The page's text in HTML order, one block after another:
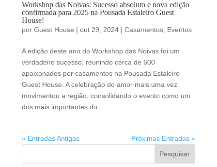
Workshop das Noivas: Sucesso absoluto e nova edição
confirmada para 2025 na Pousada Estaleiro Guest
House!
por Guest House | out 29, 2024| Casamentos, Eventos
A edição deste ano do Workshop das Noivas foi um
verdadeiro sucesso, reunindo cerca de 600
apaixonados por casamentos na Pousada Estaleiro
Guest House. A celebração do amor mais uma vez
movimentou a região, consolidando o evento como um
dos mais importantes do...
« Entradas Antigas
Próximas Entradas »
Pesquisar